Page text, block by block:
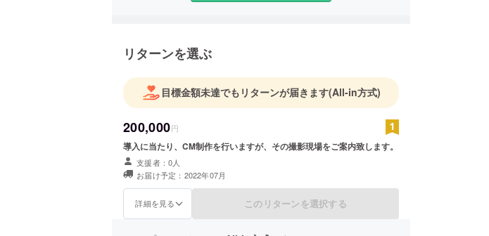
リターンを選ぶ
目標金額未達でもリターンが届きます(All-in方式)
200,000円
導入に当たり、CM制作を行いますが、その撮影現場をご案内致します。
支援者：0人
お届け予定：2022年07月
詳細を見る このリターンを選択する